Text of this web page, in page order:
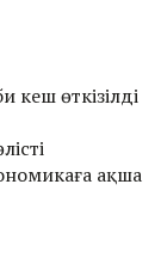
кеш өткізілді
ақша